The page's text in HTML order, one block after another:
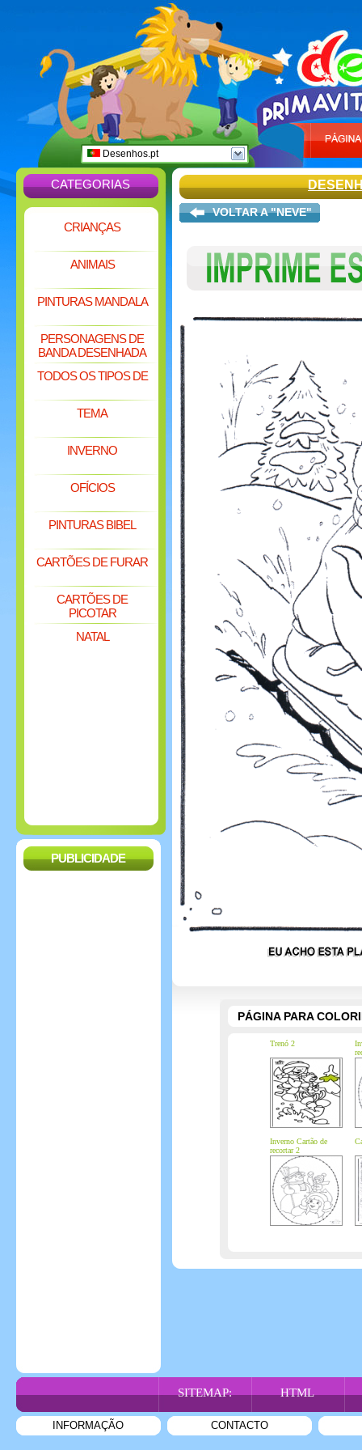
Desenhos.pt
CATEGORIAS
CRIANÇAS
ANIMAIS
PINTURAS MANDALA
PERSONAGENS DE
BANDA DESENHADA
TODOS OS TIPOS DE
TEMA
INVERNO
OFÍCIOS
PINTURAS BIBEL
CARTÕES DE FURAR
CARTÕES DE
PICOTAR
NATAL
PUBLICIDADE
VOLTAR A "NEVE"
PÁGINA PARA
Trenó 2
Inverno Cartão de
recortar 2
SITEMAP: HTML
INFORMAÇÃO CONTACTO